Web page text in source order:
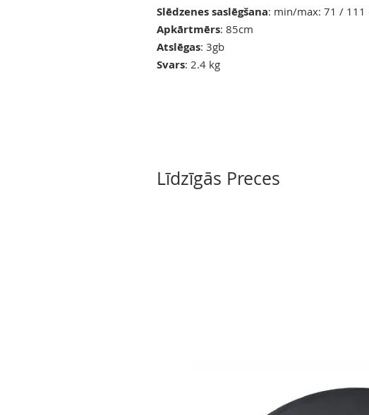
Slēdzenes saslēgšana: min/max: 71 / 111
Apkārtmērs: 85cm
Atslēgas: 3gb
Svars: 2.4 kg
Līdzīgās Preces